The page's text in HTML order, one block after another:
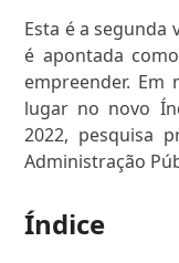
Esta é a segunda
é apontada
empreender.
lugar no novo
2022, pesquisa
Administração
Índice